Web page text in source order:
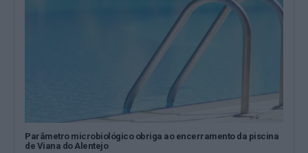
Parâmetro microbiológico obriga ao encerramento da piscina
de Viana do Alentejo